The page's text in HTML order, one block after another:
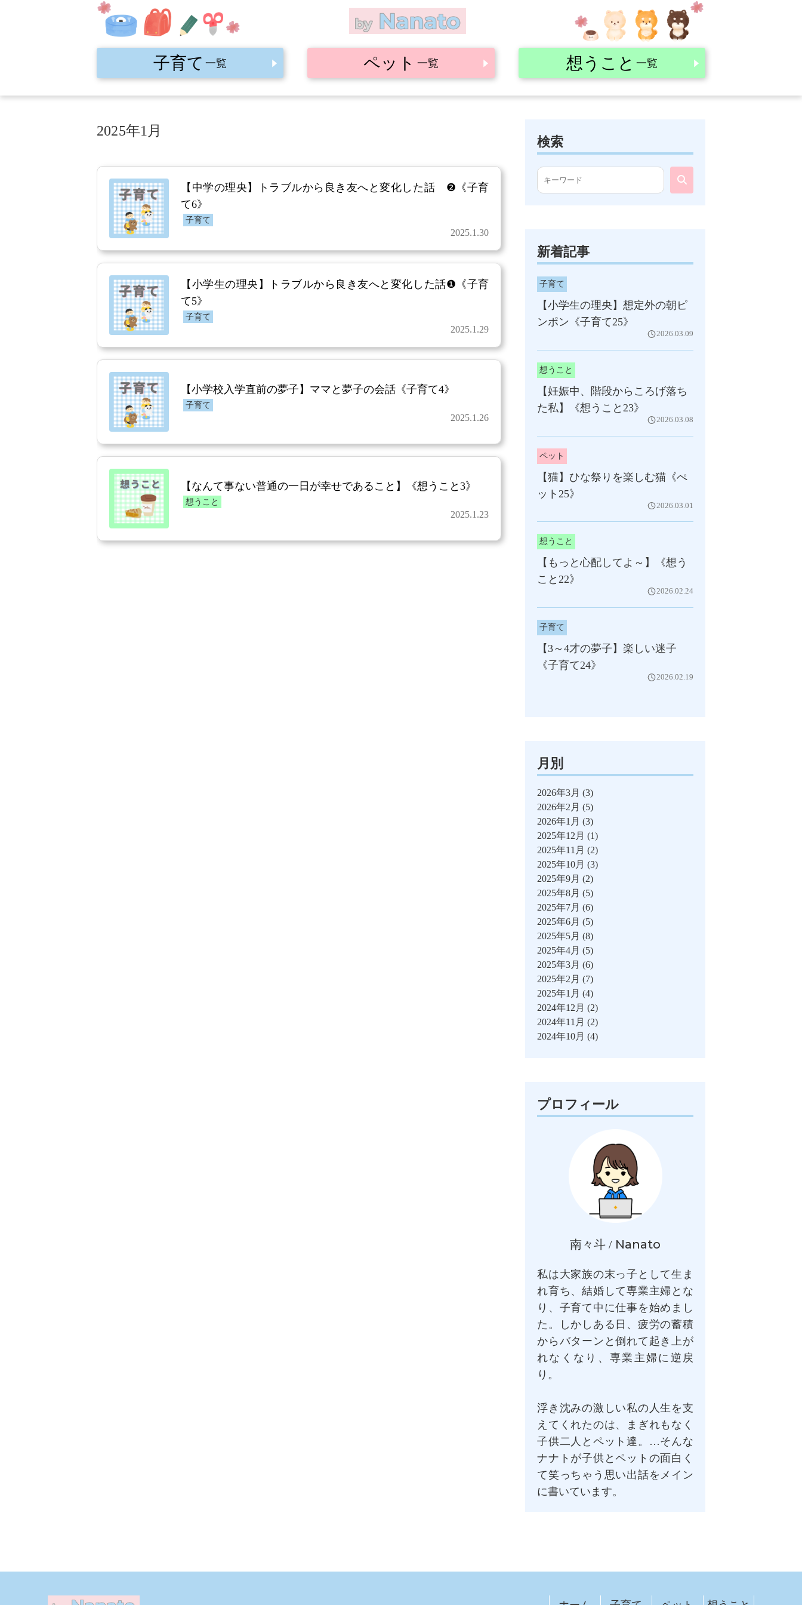
子育て 一覧 ペット 一覧 想うこと 一覧
2025年1月
【中学の理央】トラブルから良き友へと変化した話 ❷《子育
て6》
子育て
2025.1.30
【小学生の理央】トラブルから良き友へと変化した話❶《子育
て5》
子育て
2025.1.29
【小学校入学直前の夢子】ママと夢子の会話《子育て4》
子育て
2025.1.26
【なんて事ない普通の一日が幸せであること】《想うこと3》
想うこと
2025.1.23
検索
新着記事
子育て
【小学生の理央】想定外の朝ピ
ンポン《子育て25》
2026.03.09
想うこと
【妊娠中、階段からころげ落ち
た私】《想うこと23》
2026.03.08
ペット
【猫】ひな祭りを楽しむ猫《ぺ
ット25》
2026.03.01
想うこと
【もっと心配してよ～】《想う
こと22》
2026.02.24
子育て
【3～4才の夢子】楽しい迷子
《子育て24》
2026.02.19
月別
2026年3月 (3)
2026年2月 (5)
2026年1月 (3)
2025年12月 (1)
2025年11月 (2)
2025年10月 (3)
2025年9月 (2)
2025年8月 (5)
2025年7月 (6)
2025年6月 (5)
2025年5月 (8)
2025年4月 (5)
2025年3月 (6)
2025年2月 (7)
2025年1月 (4)
2024年12月 (2)
2024年11月 (2)
2024年10月 (4)
プロフィール
南々斗 / Nanato
私は大家族の末っ子として生ま
れ育ち、結婚して専業主婦とな
り、子育て中に仕事を始めまし
た。しかしある日、疲労の蓄積
からバターンと倒れて起き上が
れなくなり、専業主婦に逆戻
り。
浮き沈みの激しい私の人生を支
えてくれたのは、まぎれもなく
子供二人とペット達。…そんな
ナナトが子供とペットの面白く
て笑っちゃう思い出話をメイン
に書いています。